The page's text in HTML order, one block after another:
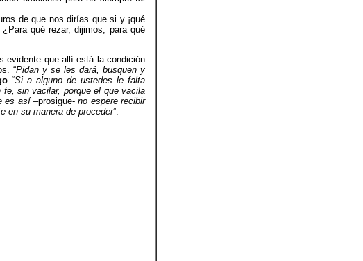
de que nos dirías que si y ¡qué
qué rezar, dijimos, para qué
evidente que allí está la condición
“Pidan y se les dará, busquen y
“Si a alguno de ustedes le falta
fe, sin vacilar, porque el que vacila
es así–prosigue-no espere recibir
en su manera de proceder”.